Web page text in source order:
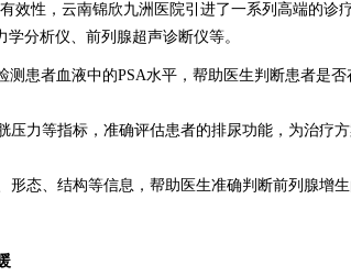
效性，云南锦欣九洲医院引进了一系列高端的诊
分析仪、前列腺超声诊断仪等。
测患者血液中的PSA水平，帮助医生判断患者是否
压力等指标，准确评估患者的排尿功能，为治疗方
形态、结构等信息，帮助医生准确判断前列腺增